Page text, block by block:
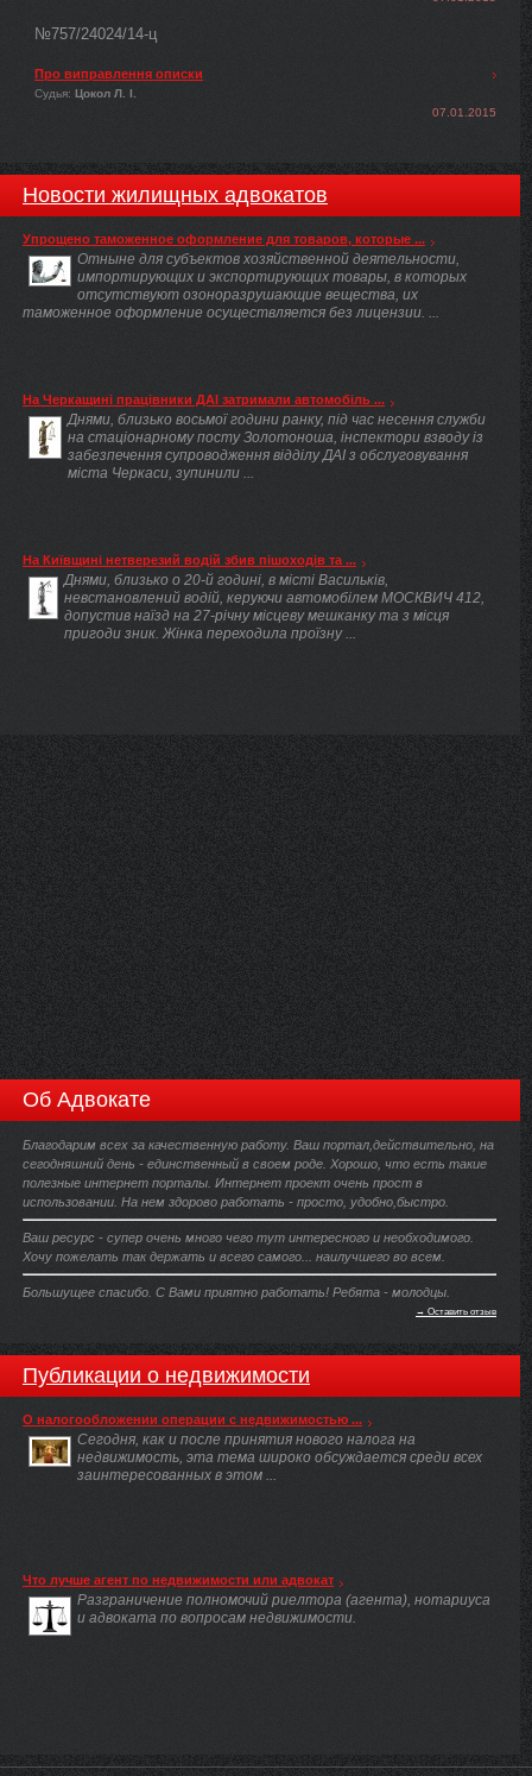
№757/24024/14-ц
Про виправлення описки
Судья: Цокол Л. І.
07.01.2015
Новости жилищных адвокатов
Упрощено таможенное оформление для товаров, которые ...
Отныне для субъектов хозяйственной деятельности,
импортирующих и экспортирующих товары, в которых
отсутствуют озоноразрушающие вещества, их
таможенное оформление осуществляется без лицензии. ...
На Черкащині працівники ДАІ затримали автомобіль ...
Днями, близько восьмої години ранку, під час несення служби
на стаціонарному посту Золотоноша, інспектори взводу із
забезпечення супроводження відділу ДАІ з обслуговування
міста Черкаси, зупинили ...
На Київщині нетверезий водій збив пішоходів та ...
Днями, близько о 20-й годині, в місті Васильків,
невстановлений водій, керуючи автомобілем МОСКВИЧ 412,
допустив наїзд на 27-річну місцеву мешканку та з місця
пригоди зник. Жінка переходила проїзну ...
Об Адвокате
Благодарим всех за качественную работу. Ваш портал,действительно, на
сегодняшний день - единственный в своем роде. Хорошо, что есть такие
полезные интернет порталы. Интернет проект очень прост в
использовании. На нем здорово работать - просто, удобно,быстро.
Ваш ресурс - супер очень много чего тут интересного и необходимого.
Хочу пожелать так держать и всего самого... наилучшего во всем.
Большущее спасибо. С Вами приятно работать! Ребята - молодцы.
→ Оставить отзыв
Публикации о недвижимости
О налогообложении операции с недвижимостью ...
Сегодня, как и после принятия нового налога на
недвижимость, эта тема широко обсуждается среди всех
заинтересованных в этом ...
Что лучше агент по недвижимости или адвокат
Разграничение полномочий риелтора (агента), нотариуса
и адвоката по вопросам недвижимости.